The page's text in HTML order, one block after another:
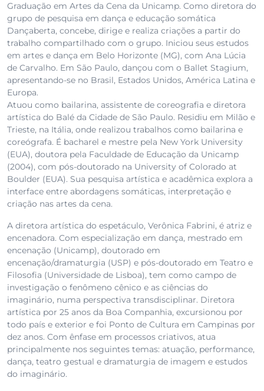
Graduação em Artes da Cena da Unicamp. Como diretora do
grupo de pesquisa em dança e educação somática
Dançaberta, concebe, dirige e realiza criações a partir do
trabalho compartilhado com o grupo. Iniciou seus estudos
em artes e dança em Belo Horizonte (MG), com Ana Lúcia
de Carvalho. Em São Paulo, dançou com o Ballet Stagium,
apresentando-se no Brasil, Estados Unidos, América Latina e
Europa.
Atuou como bailarina, assistente de coreografia e diretora
artística do Balé da Cidade de São Paulo. Residiu em Milão e
Trieste, na Itália, onde realizou trabalhos como bailarina e
coreógrafa. É bacharel e mestre pela New York University
(EUA), doutora pela Faculdade de Educação da Unicamp
(2004), com pós-doutorado na University of Colorado at
Boulder (EUA). Sua pesquisa artística e acadêmica explora a
interface entre abordagens somáticas, interpretação e
criação nas artes da cena.
A diretora artística do espetáculo, Verônica Fabrini, é atriz e
encenadora. Com especialização em dança, mestrado em
encenação (Unicamp), doutorado em
encenação/dramaturgia (USP) e pós-doutorado em Teatro e
Filosofia (Universidade de Lisboa), tem como campo de
investigação o fenômeno cênico e as ciências do
imaginário, numa perspectiva transdisciplinar. Diretora
artística por 25 anos da Boa Companhia, excursionou por
todo país e exterior e foi Ponto de Cultura em Campinas por
dez anos. Com ênfase em processos criativos, atua
principalmente nos seguintes temas: atuação, performance,
dança, teatro gestual e dramaturgia de imagem e estudos
do imaginário.